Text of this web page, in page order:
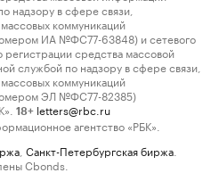
надзору в сфере связи,
коммуникаций
ИА №ФС77-63848) и сетевого
регистрации средства массовой
службой по надзору в сфере связи,
коммуникаций
ЭЛ №ФС77-82385)
18+ letters@rbc.ru
агентство «РБК».
Санкт-Петербургская биржа
Cbonds.